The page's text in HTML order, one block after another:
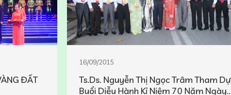
ĐẤT
16/09/2015
Ts.Ds. Nguyễn Thị Ngọc Trâm Tham Dự
Buổi Diễu Hành Kỉ Niệm 70 Năm Ngày